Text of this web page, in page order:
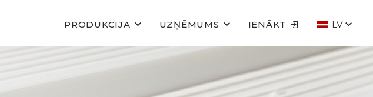
PRODUKCIJA UZŅĒMUMS IENĀKT LV